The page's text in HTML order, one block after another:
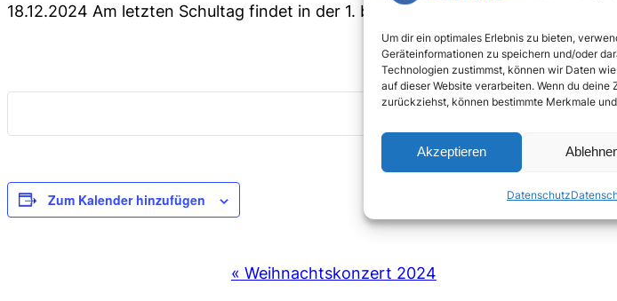
Um dir ein optimales Erlebnis zu bieten,
Geräteinformationen zu speichern und/oder
Technologien zustimmst, können wir Daten
auf dieser Website verarbeiten. Wenn du
zurückziehst, können bestimmte Merkmale
Akzeptieren
Datenschutz
18.12.2024 Am letzten Schultag findet in der 1. bis 3. Stunde regulär Unterricht
Zum Kalender hinzufügen
VERANSTALTUNG-
« Weihnachtskonzert 2024